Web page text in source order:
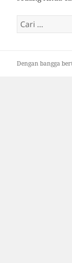
Cari
untuk:
Dengan bangga